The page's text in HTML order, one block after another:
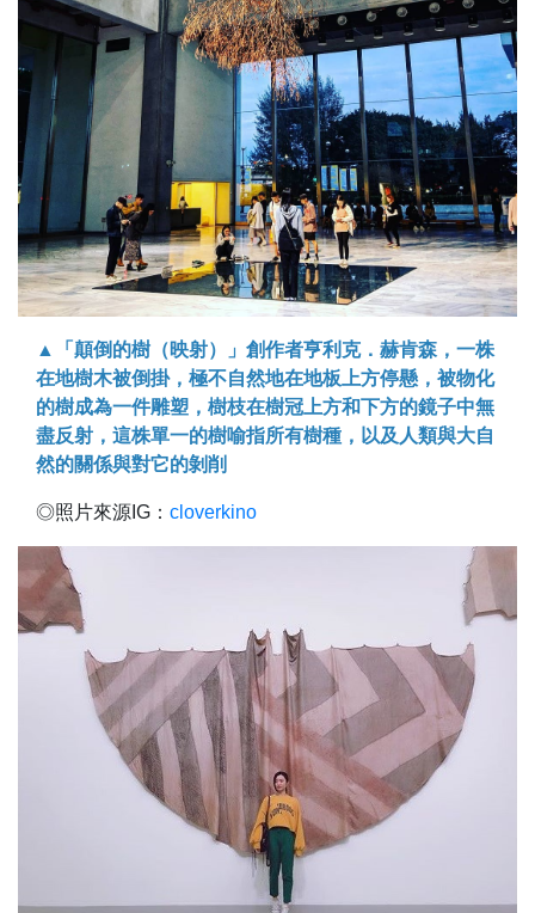
▲「顛倒的樹（映射）」創作者亨利克．赫肯森，一株
在地樹木被倒掛，極不自然地在地板上方停懸，被物化
的樹成為一件雕塑，樹枝在樹冠上方和下方的鏡子中無
盡反射，這株單一的樹喻指所有樹種，以及人類與大自
然的關係與對它的剝削
◎照片來源IG： cloverkino